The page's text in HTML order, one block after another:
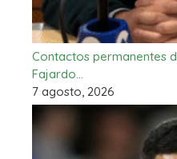
Contactos permanentes
Fajardo…
7 agosto, 2026